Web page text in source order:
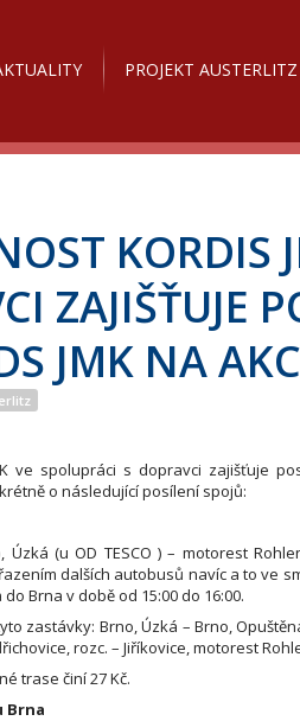
PROJEKT AUSTERLITZ
KORDIS
ZAJIŠŤUJE
JMK NA
ve spolupráci s dopravci zajišťuje
o následující posílení spojů:
Úzká (u OD TESCO ) – motorest
dalších autobusů navíc a to ve
Brna v době od 15:00 do 16:00.
zastávky: Brno, Úzká – Brno,
rozc. – Jiříkovice, motorest
trase činí 27 Kč.
Brna